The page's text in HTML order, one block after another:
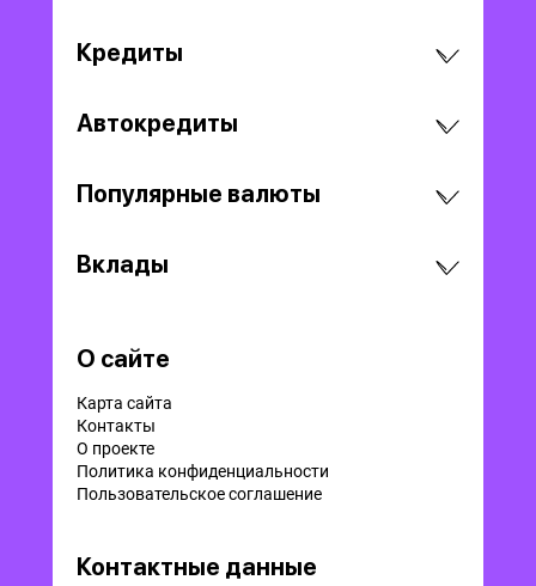
Кредиты
Автокредиты
Популярные валюты
Вклады
О сайте
Карта сайта
Контакты
О проекте
Политика конфиденциальности
Пользовательское соглашение
Контактные данные